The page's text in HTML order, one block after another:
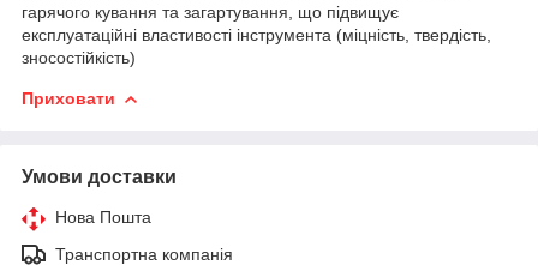
гарячого кування та загартування, що підвищує
експлуатаційні властивості інструмента (міцність, твердість,
зносостійкість)
Приховати
Умови доставки
Нова Пошта
Транспортна компанія